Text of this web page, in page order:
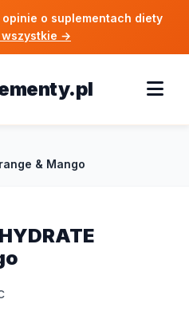
o suplementach diety
→
& Mango